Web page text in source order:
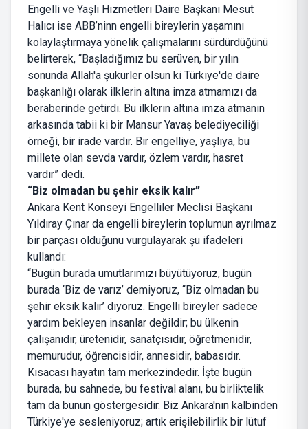
Engelli ve Yaşlı Hizmetleri Daire Başkanı Mesut
Halıcı ise ABB’ninn engelli bireylerin yaşamını
kolaylaştırmaya yönelik çalışmalarını sürdürdüğünü
belirterek, “Başladığımız bu serüven, bir yılın
sonunda Allah'a şükürler olsun ki Türkiye'de daire
başkanlığı olarak ilklerin altına imza atmamızı da
beraberinde getirdi. Bu ilklerin altına imza atmanın
arkasında tabii ki bir Mansur Yavaş belediyeciliği
örneği, bir irade vardır. Bir engelliye, yaşlıya, bu
millete olan sevda vardır, özlem vardır, hasret
vardır” dedi.
“Biz olmadan bu şehir eksik kalır”
Ankara Kent Konseyi Engelliler Meclisi Başkanı
Yıldıray Çınar da engelli bireylerin toplumun ayrılmaz
bir parçası olduğunu vurgulayarak şu ifadeleri
kullandı:
“Bugün burada umutlarımızı büyütüyoruz, bugün
burada ‘Biz de varız’ demiyoruz, “Biz olmadan bu
şehir eksik kalır’ diyoruz. Engelli bireyler sadece
yardım bekleyen insanlar değildir; bu ülkenin
çalışanıdır, üretenidir, sanatçısıdır, öğretmenidir,
memurudur, öğrencisidir, annesidir, babasıdır.
Kısacası hayatın tam merkezindedir. İşte bugün
burada, bu sahnede, bu festival alanı, bu birliktelik
tam da bunun göstergesidir. Biz Ankara'nın kalbinden
Türkiye'ye sesleniyoruz; artık erişilebilirlik bir lütuf